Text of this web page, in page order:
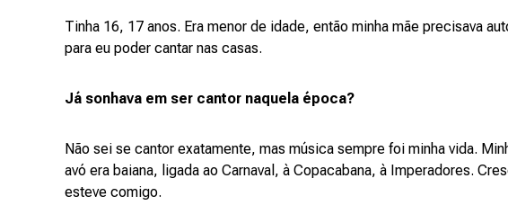
Tinha 16, 17 anos. Era menor de idade, então minha mãe precisava
para eu poder cantar nas casas.
Já sonhava em ser cantor naquela época?
Não sei se cantor exatamente, mas música sempre foi minha vida.
avó era baiana, ligada ao Carnaval, à Copacabana, à Imperadores.
esteve comigo.